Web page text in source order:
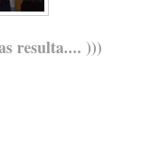
resulta.... )))